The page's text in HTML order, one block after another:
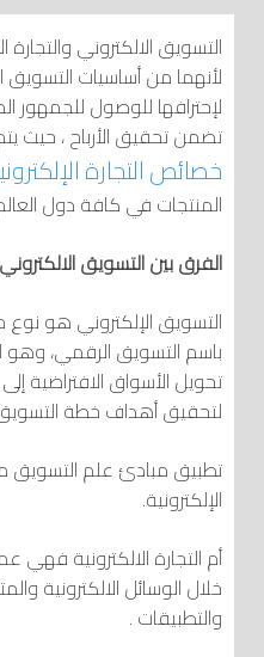
التسويق الالكتروني
لأنهما من أساسيات
لإحترافها للوصول
تضمن تحقيق الأرباح ، حيث
خصائص التجارة
المنتجات في كافة دول
الفرق بين التسويق الالكتروني
التسويق الإلكتروني هو نوع
باسم التسويق الرقمي،
تحويل الأسواق الافتراضية
لتحقيق أهداف خطة
تطبيق مبادئ علم التسويق
الإلكترونية.
أم التجارة الالكترونية فهي
خلال الوسائل الالكترونية
والتطبيقات .